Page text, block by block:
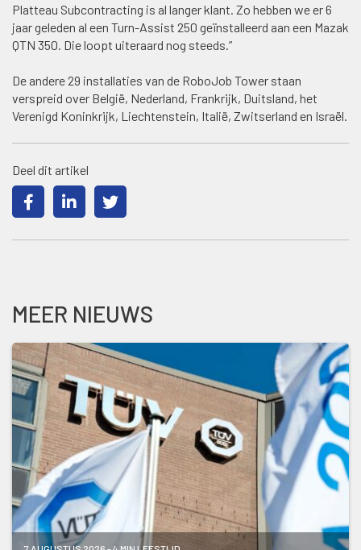
Platteau Subcontracting is al langer klant. Zo hebben we er 6
jaar geleden al een Turn-Assist 250 geïnstalleerd aan een Mazak
QTN 350. Die loopt uiteraard nog steeds.”
De andere 29 installaties van de RoboJob Tower staan
verspreid over België, Nederland, Frankrijk, Duitsland, het
Verenigd Koninkrijk, Liechtenstein, Italië, Zwitserland en Israël.
Deel dit artikel
MEER NIEUWS